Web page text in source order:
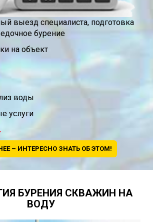
выезд специалиста, подготовка
бурение
на объект
воды
услуги
– ИНТЕРЕСНО ЗНАТЬ ОБ ЭТОМ!
БУРЕНИЯ СКВАЖИН НА
ВОДУ